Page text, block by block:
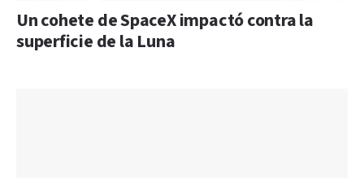
Un cohete de SpaceX impactó contra la
superficie de la Luna